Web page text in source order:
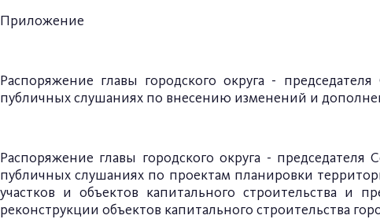
Приложение
Распоряжение главы городского округа - председателя
публичных слушаниях по внесению изменений и
Распоряжение главы городского округа - председателя
публичных слушаниях по проектам планировки
участков и объектов капитального строительства и
реконструкции объектов капитального строительства